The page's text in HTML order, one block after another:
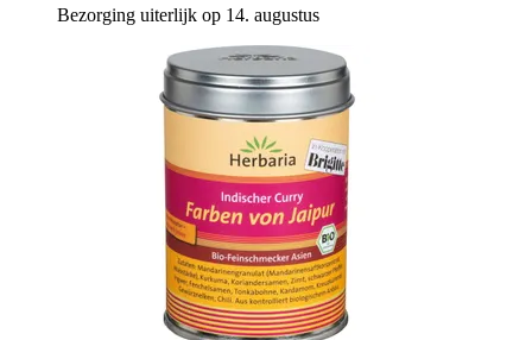
Bezorging uiterlijk op 14. augustus